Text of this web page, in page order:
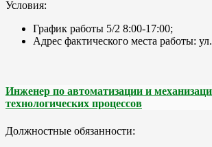
Условия:
График работы 5/2 8:00-17:00;
Адрес фактического места работы:
Инженер по автоматизации и
технологических процессов
Должностные обязанности: